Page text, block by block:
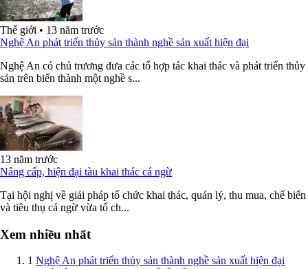
Thế giới • 13 năm trước
Nghệ An phát triển thủy sản thành nghề sản xuất hiện đại
Nghệ An có chủ trương đưa các tổ hợp tác khai thác và phát triển thủy
sản trên biển thành một nghề s...
13 năm trước
Nâng cấp, hiện đại tàu khai thác cá ngừ
Tại hội nghị về giải pháp tổ chức khai thác, quản lý, thu mua, chế biến
và tiêu thụ cá ngừ vừa tổ ch...
Xem nhiều nhất
1 Nghệ An phát triển thủy sản thành nghề sản xuất hiện đại